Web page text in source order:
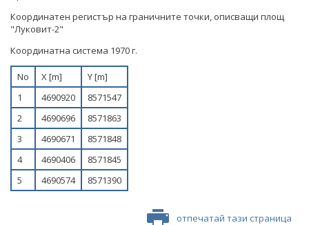
ВЪГЛЕРОДЕН ДИОКСИД В ГЕОЛОЖКИ ФОРМАЦИИ
СЪГЛАСУВАНИ ЦЯЛОСТНИ ПРОЕКТИ ЗА ДОБИВ
ПРОЕКТИ
ПРЕКРАТЕНИ ПРОЦЕДУРИ
НАЦИОНАЛЕН ПЛАН ЗА ИНВЕСТИЦИИ
ТЕРИТОРИАЛНИ ПЛАНОВЕ ЗА СПРАВЕДЛИВ ПРЕХОД
Координатен регистър на граничните точки, описващи площ
"Луковит-2"
Координатна система 1970 г.
No X [m]
Y [m]
1
4690920
8571547
2
4690696
8571863
3
4690671
8571848
4
4690406
8571845
5
4690574 8571390
отпечатай тази страница